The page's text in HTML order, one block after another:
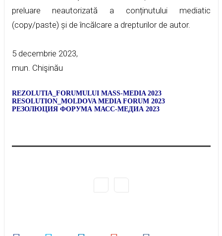
preluare neautorizată a conținutului mediatic
(copy/paste) și de încălcare a drepturilor de autor.
5 decembrie 2023,
mun. Chişinău
REZOLUTIA_FORUMULUI MASS-MEDIA 2023
RESOLUTION_MOLDOVA MEDIA FORUM 2023
РЕЗОЛЮЦИЯ ФОРУМА МАСС-МЕДИА 2023